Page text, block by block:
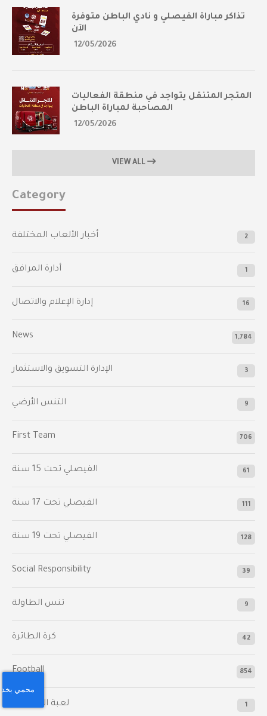
تذاكر مباراة الفيصلي و نادي الباطن متوفرة
الآن
12/05/2026
المتجر المتنقل يتواجد في منطقة الفعاليات
المصاحبة لمباراة الباطن
12/05/2026
VIEW ALL
Category
أخبار الألعاب المختلفة 2
أدارة المرافق 1
إدارة الإعلام والاتصال 16
News 1,784
الإدارة التسويق والاستثمار 3
التنس الأرضي 9
First Team 706
الفيصلي‬⁩ تحت 15 سنة 61
‫الفيصلي‬⁩ تحت 17 سنة 111
الفيصلي‬⁩ تحت 19 سنة 128
Social Responsibility 39
تنس الطاولة 9
كرة الطائرة 42
Football 854
لعبة التايكوندو 1